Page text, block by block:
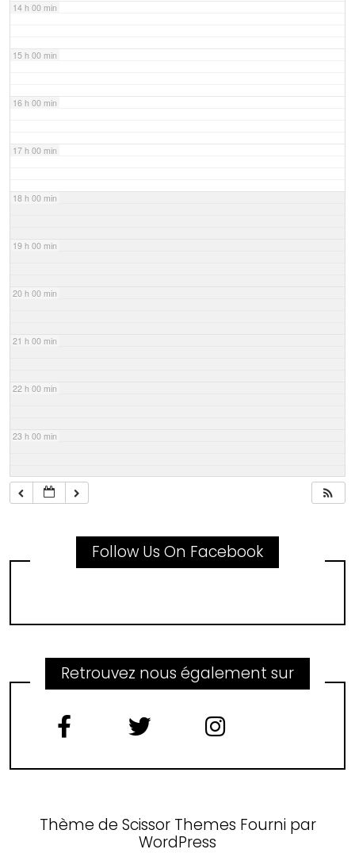
14 h 00 min
15 h 00 min
16 h 00 min
17 h 00 min
18 h 00 min
19 h 00 min
20 h 00 min
21 h 00 min
22 h 00 min
23 h 00 min
Follow Us On Facebook
Retrouvez nous également sur
Thème de Scissor Themes Fourni par
WordPress